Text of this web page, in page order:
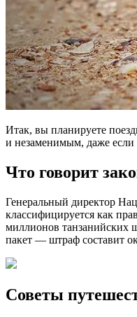
Итак, вы планируете
и незаменимым, даже если
Что говорит
Генеральный директор
классифицируется как
миллионов танзанийских
пакет — штраф составит
Советы